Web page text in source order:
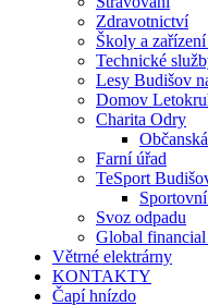
Zdravotnictví
Školy a
Technické
Lesy Budišov
Domov
Charita Odry
Farní úřad
TeSport
Svoz odpadu
Global
Větrné elektrárny
KONTAKTY
Čapí hnízdo